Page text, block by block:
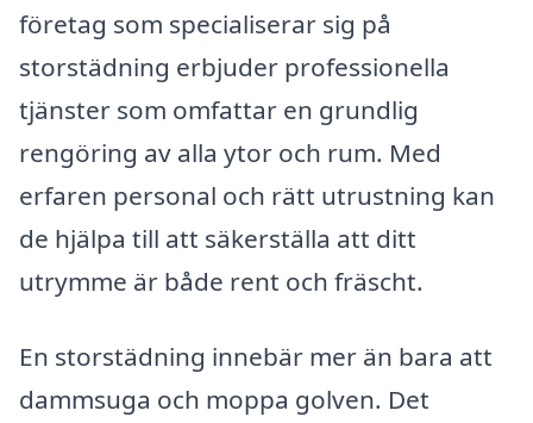
företag som specialiserar sig på
storstädning erbjuder professionella
tjänster som omfattar en grundlig
rengöring av alla ytor och rum. Med
erfaren personal och rätt utrustning kan
de hjälpa till att säkerställa att ditt
utrymme är både rent och fräscht.
En storstädning innebär mer än bara att
dammsuga och moppa golven. Det